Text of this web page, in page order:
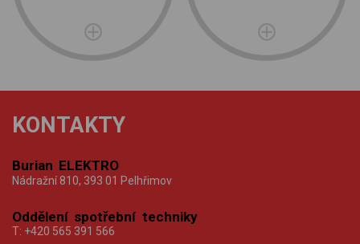
KONTAKTY
Burian ELEKTRO
Nádražní 810, 393 01 Pelhřimov
Oddělení spotřební techniky
T: +420 565 391 566